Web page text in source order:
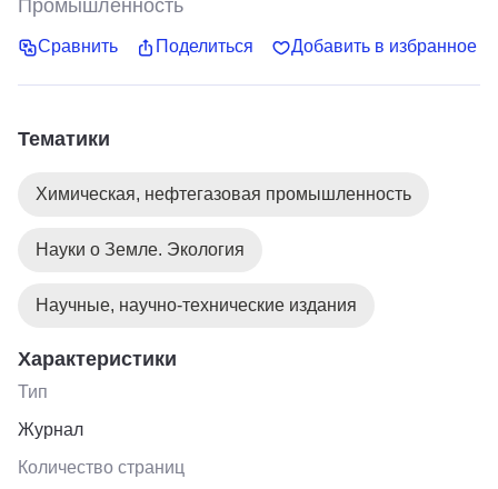
Промышленность
Сравнить Поделиться Добавить в избранное
Тематики
Химическая, нефтегазовая промышленность
Науки о Земле. Экология
Научные, научно-технические издания
Характеристики
Тип
Журнал
Количество страниц